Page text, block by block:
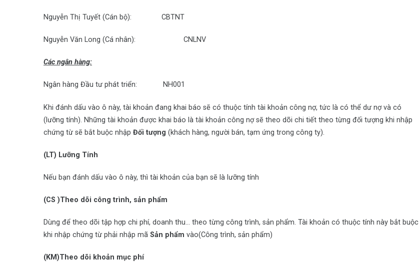
Nguyễn Thị Tuyết (Cán bộ): CBTNT
Nguyễn Văn Long (Cá nhân): CNLNV
Các ngân hàng:
Ngân hàng Đầu tư phát triển: NH001
Khi đánh dấu vào ô này, tài khoản đang khai báo sẽ có thuộc tính tài khoản công nợ, tức là có thể dư nợ và có
(lưỡng tính). Những tài khoản được khai báo là tài khoản công nợ sẽ theo dõi chi tiết theo từng đối tượng khi nhập
chứng từ sẽ bắt buộc nhập Đối tượng (khách hàng, người bán, tạm ứng trong công ty).
(LT) Lưỡng Tính
Nếu bạn đánh dấu vào ô này, thì tài khoản của bạn sẽ là lưỡng tính
(CS )Theo dõi công trình, sản phẩm
Dùng để theo dõi tập hợp chi phí, doanh thu… theo từng công trình, sản phẩm. Tài khoản có thuộc tính này bắt buộc
khi nhập chứng từ phải nhập mã Sản phẩm vào(Công trình, sản phẩm)
(KM)Theo dõi khoản mục phí